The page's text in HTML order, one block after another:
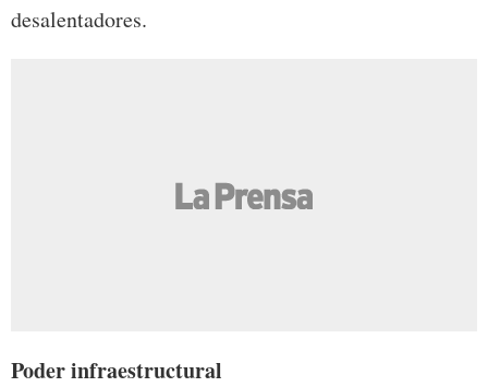
desalentadores.
Poder infraestructural